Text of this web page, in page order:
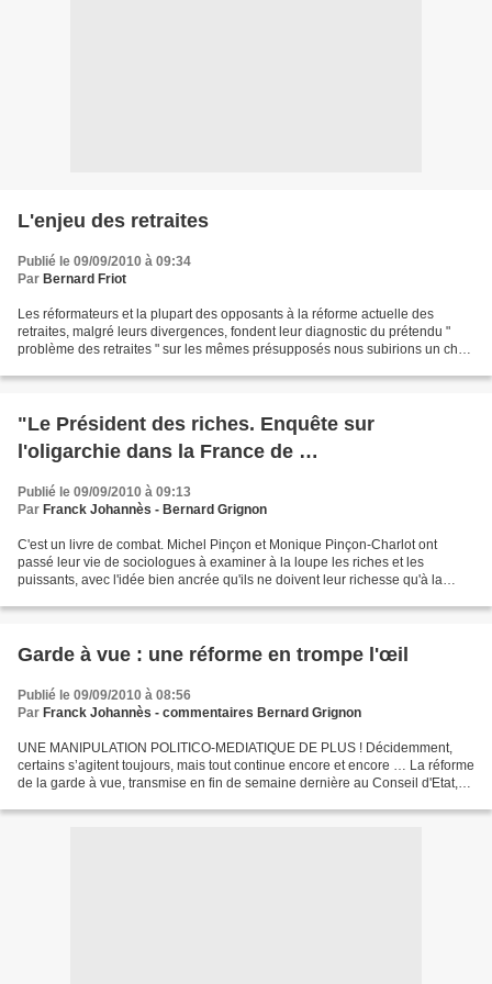
L'enjeu des retraites
Publié le 09/09/2010 à 09:34
Par Bernard Friot
Les réformateurs et la plupart des opposants à la réforme actuelle des
retraites, malgré leurs divergences, fondent leur diagnostic du prétendu "
problème des retraites " sur les mêmes présupposés nous subirions un choc
"Le Président des riches. Enquête sur
l'oligarchie dans la France de …
Publié le 09/09/2010 à 09:13
Par Franck Johannès - Bernard Grignon
C'est un livre de combat. Michel Pinçon et Monique Pinçon-Charlot ont
passé leur vie de sociologues à examiner à la loupe les riches et les
puissants, avec l'idée bien ancrée qu'ils ne doivent leur richesse qu'à la
Garde à vue : une réforme en trompe l'œil
Publié le 09/09/2010 à 08:56
Par Franck Johannès - commentaires Bernard Grignon
UNE MANIPULATION POLITICO-MEDIATIQUE DE PLUS ! Décidemment,
certains s’agitent toujours, mais tout continue encore et encore … La réforme
de la garde à vue, transmise en fin de semaine dernière au Conseil d'Etat,